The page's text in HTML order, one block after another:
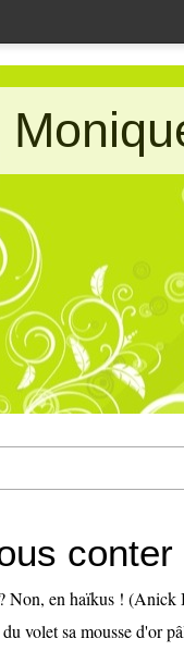
conter
Non, en haïkus !
volet sa mousse d'or